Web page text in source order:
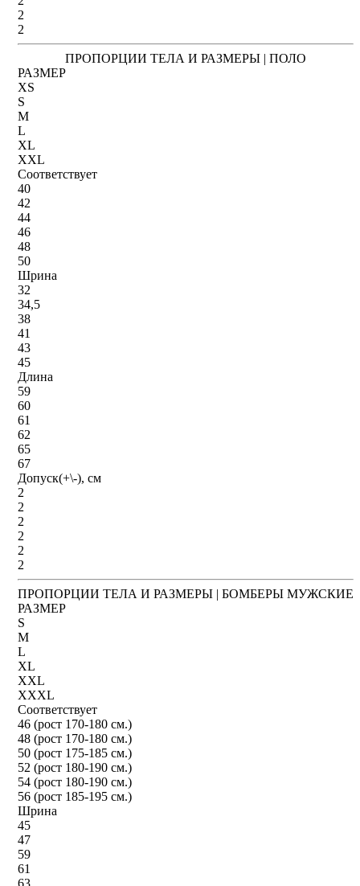
2
2
ПРОПОРЦИИ ТЕЛА И РАЗМЕРЫ | ПОЛО
РАЗМЕР
XS
S
M
L
XL
XXL
Соответствует
40
42
44
46
48
50
Шрина
32
34,5
38
41
43
45
Длина
59
60
61
62
65
67
Допуск(+\-), см
2
2
2
2
2
2
ПРОПОРЦИИ ТЕЛА И РАЗМЕРЫ | БОМБЕРЫ МУЖСКИЕ
РАЗМЕР
S
M
L
XL
XXL
XXXL
Соответствует
46 (рост 170-180 см.)
48 (рост 170-180 см.)
50 (рост 175-185 см.)
52 (рост 180-190 см.)
54 (рост 180-190 см.)
56 (рост 185-195 см.)
Шрина
45
47
59
61
63